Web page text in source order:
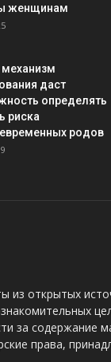
женщинам
даст
определять
риска
родов
из открытых
за содержание
права,